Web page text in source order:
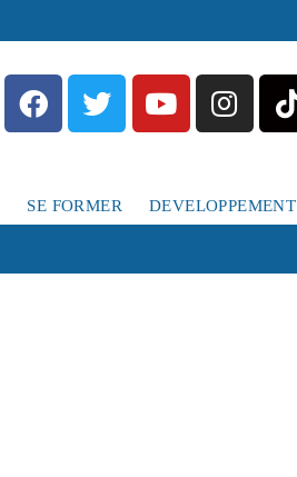
SE FORMER DEVELOPPEMENT